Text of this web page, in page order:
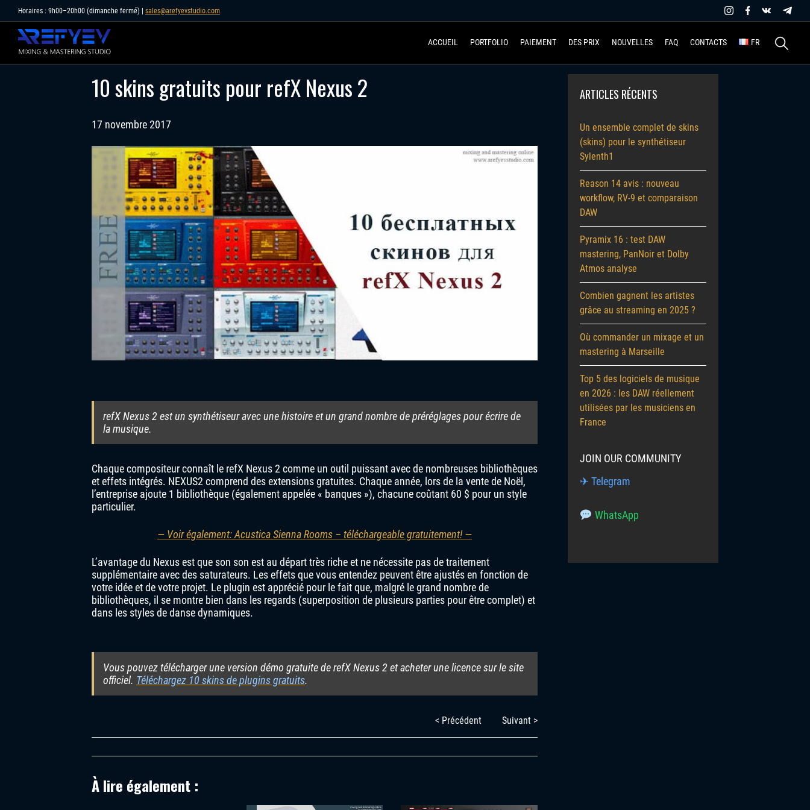
to
content
Horaires : 9h00–20h00 (dimanche fermé) | sales@arefyevstudio.com
ACCUEIL PORTFOLIO PAIEMENT DES PRIX NOUVELLES FAQ CONTACTS FR
10 skins gratuits pour refX Nexus 2
17 novembre 2017
refX Nexus 2 est un synthétiseur avec une histoire et un grand nombre de préréglages pour écrire de
la musique.
Chaque compositeur connaît le refX Nexus 2 comme un outil puissant avec de nombreuses bibliothèques
et effets intégrés. NEXUS2 comprend des extensions gratuites. Chaque année, lors de la vente de Noël,
l’entreprise ajoute 1 bibliothèque (également appelée « banques »), chacune coûtant 60 $ pour un style
particulier.
— Voir également: Acustica Sienna Rooms – téléchargeable gratuitement! —
L’avantage du Nexus est que son son est au départ très riche et ne nécessite pas de traitement
supplémentaire avec des saturateurs. Les effets que vous entendez peuvent être ajustés en fonction de
votre idée et de votre projet. Le plugin est apprécié pour le fait que, malgré le grand nombre de
bibliothèques, il se montre bien dans les regards (superposition de plusieurs parties pour être complet) et
dans les styles de danse dynamiques.
Vous pouvez télécharger une version démo gratuite de refX Nexus 2 et acheter une licence sur le site
officiel. Téléchargez 10 skins de plugins gratuits.
< Précédent Suivant >
À lire également :
ARTICLES RÉCENTS
Un ensemble complet de skins
(skins) pour le synthétiseur
Sylenth1
Reason 14 avis : nouveau
workflow, RV-9 et comparaison
DAW
Pyramix 16 : test DAW
mastering, PanNoir et Dolby
Atmos analyse
Combien gagnent les artistes
grâce au streaming en 2025 ?
Où commander un mixage et un
mastering à Marseille
Top 5 des logiciels de musique
en 2026 : les DAW réellement
utilisées par les musiciens en
France
JOIN OUR COMMUNITY
✈ Telegram
WhatsApp